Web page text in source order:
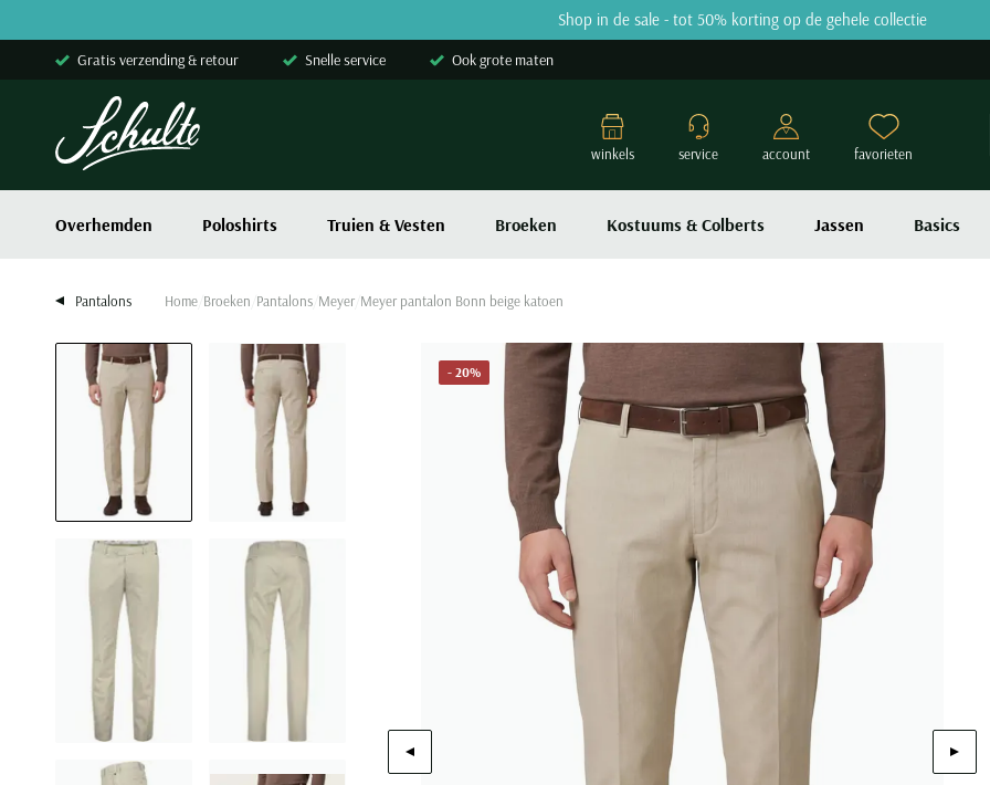
Shop in de sale - tot 50% korting op de gehele collectie
Gratis verzending & retour Snelle service Ook grote maten
Overhemden Poloshirts Truien & Vesten Broeken Kostuums & Colberts Jassen Basics
winkels service account favorieten
Pantalons Home Broeken Pantalons Meyer Meyer pantalon Bonn beige katoen
- 20%